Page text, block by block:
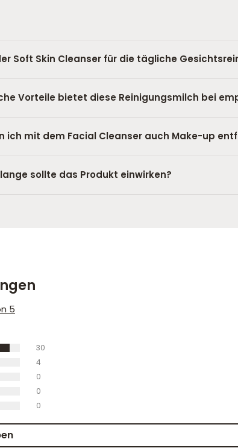
Soft Skin Cleanser für die tägliche
Vorteile bietet diese Reinigungsmilch bei
ich mit dem Facial Cleanser auch Make-up
sollte das Produkt einwirken?
5
30
4
0
0
0